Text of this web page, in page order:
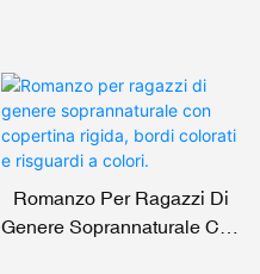
Romanzo Per Ragazzi Di
Genere Soprannaturale Con